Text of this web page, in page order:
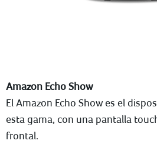
Amazon Echo Show
El Amazon Echo Show es el
esta gama, con una pantalla
frontal.